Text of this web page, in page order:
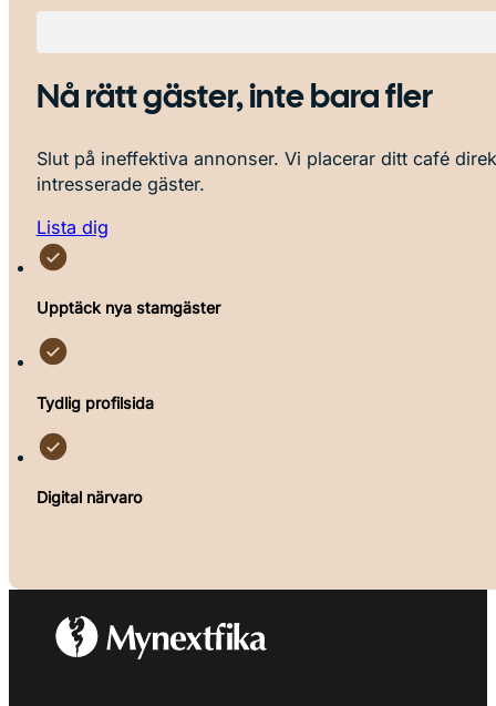
Nå rätt gäster, inte bara fler
Slut på ineffektiva annonser. Vi placerar ditt café
intresserade gäster.
Lista dig
Upptäck nya stamgäster
Tydlig profilsida
Digital närvaro